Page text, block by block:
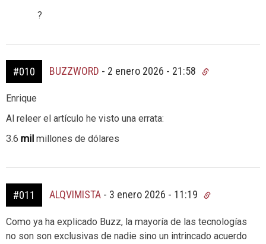
?
#010 BUZZWORD - 2 enero 2026 - 21:58
Enrique
Al releer el artículo he visto una errata:
3.6 mil millones de dólares
#011 ALQVIMISTA - 3 enero 2026 - 11:19
Como ya ha explicado Buzz, la mayoría de las tecnologías
no son son exclusivas de nadie sino un intrincado acuerdo